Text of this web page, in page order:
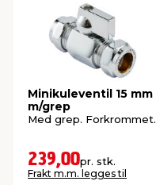
Minikuleventil 15 mm
m/grep
Med grep. Forkrommet.
239,00pr. stk.
Frakt m.m. legges til